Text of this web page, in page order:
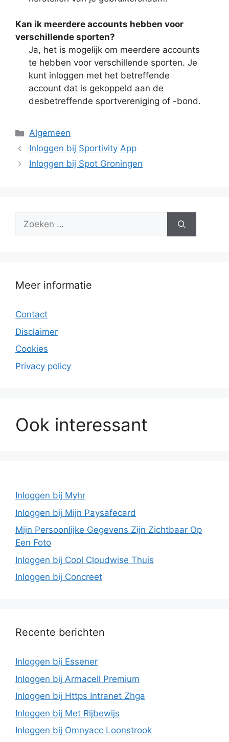
Kan ik meerdere accounts hebben voor
verschillende sporten?
Ja, het is mogelijk om meerdere accounts
te hebben voor verschillende sporten. Je
kunt inloggen met het betreffende
account dat is gekoppeld aan de
desbetreffende sportvereniging of -bond.
Categorieën
Algemeen
Inloggen bij Sportivity App
Inloggen bij Spot Groningen
Zoek
Meer informatie
Contact
Disclaimer
Cookies
Privacy policy
Ook interessant
Inloggen bij Myhr
Inloggen bij Mijn Paysafecard
Mijn Persoonlijke Gegevens Zijn Zichtbaar Op
Een Foto
Inloggen bij Cool Cloudwise Thuis
Inloggen bij Concreet
Recente berichten
Inloggen bij Essener
Inloggen bij Armacell Premium
Inloggen bij Https Intranet Zhga
Inloggen bij Met Rijbewijs
Inloggen bij Omnyacc Loonstrook